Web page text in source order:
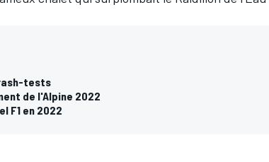
tests
de l'Alpine 2022
F1 en 2022